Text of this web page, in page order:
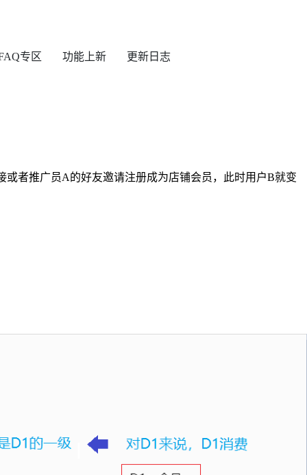
专区 功能上新 更新日志
者推广员A的好友邀请注册成为店铺会员，此时用户B就变